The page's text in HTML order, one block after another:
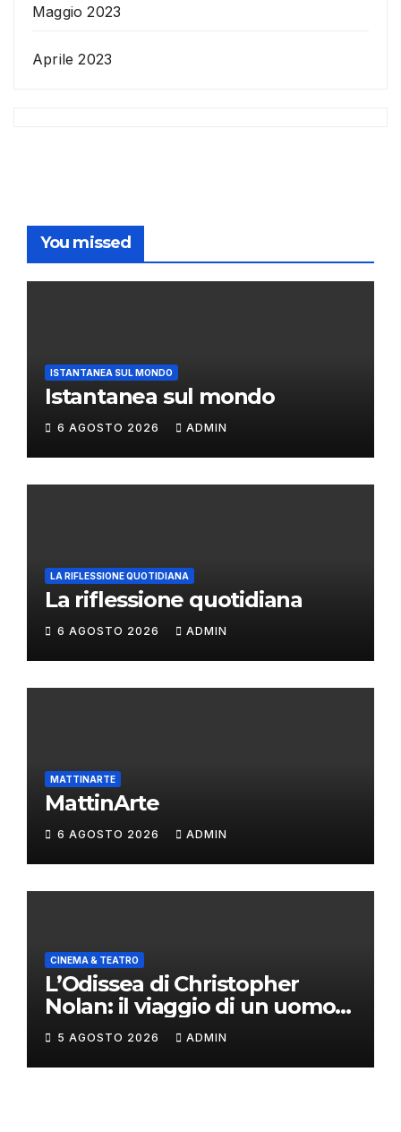
Maggio 2023
Aprile 2023
You missed
ISTANTANEA SUL MONDO
Istantanea sul mondo
6 AGOSTO 2026 ADMIN
LA RIFLESSIONE QUOTIDIANA
La riflessione quotidiana
6 AGOSTO 2026 ADMIN
MATTINARTE
MattinArte
6 AGOSTO 2026 ADMIN
CINEMA & TEATRO
L’Odissea di Christopher
Nolan: il viaggio di un uomo
oltre il mito
5 AGOSTO 2026 ADMIN